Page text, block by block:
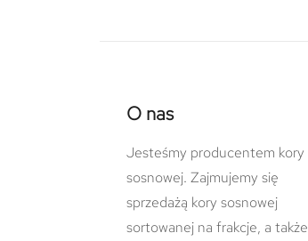
O nas
Jesteśmy producentem kory
sosnowej. Zajmujemy się
sprzedażą kory sosnowej
sortowanej na frakcje, a także